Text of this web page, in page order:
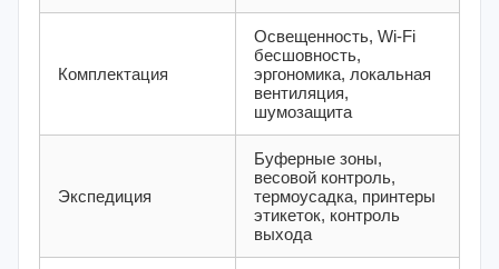
Комплектация
Освещенность, Wi‑Fi
бесшовность,
эргономика, локальная
вентиляция,
шумозащита
Экспедиция
Буферные зоны,
весовой контроль,
термоусадка, принтеры
этикеток, контроль
выхода